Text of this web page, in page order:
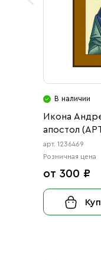
В наличии
Икона
апостол
арт. 1236469
Розничная цена
от 300 ₽